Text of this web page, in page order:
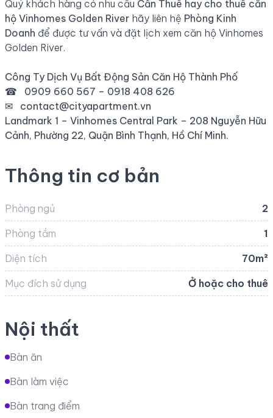
Quý khách hàng có nhu cầu Cần Thuê hay cho thuê căn
hộ Vinhomes Golden River hãy liên hệ Phòng Kinh
Doanh để được tư vấn và đặt lịch xem căn hộ Vinhomes
Golden River.
Công Ty Dịch Vụ Bất Động Sản Căn Hộ Thành Phố
☎
0909 660 567 – 0918 408 626
✉
contact@cityapartment.vn
Landmark 1 – Vinhomes Central Park – 208 Nguyễn Hữu
Cảnh, Phường 22, Quận Bình Thạnh, Hồ Chí Minh.
Thông tin cơ bản
Phòng ngủ 2
Phòng tắm 1
Diện tích 70m²
Mục đích sử dụng Ở hoặc cho thuê
Nội thất
Bàn ăn
Bàn làm việc
Bàn trang điểm